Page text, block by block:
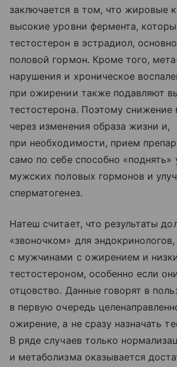
заключается в том, что жировые
высокие уровни фермента,
тестостерон в эстрадиол,
половой гормон. Кроме того,
нарушения и хроническое
при ожирении также подавляют
тестостерона. Поэтому
через изменения образа жизни и,
при необходимости, прием
само по себе способно «поднять»
мужских половых гормонов и
сперматогенез.
Натеш считает, что результаты
«звоночком» для
с мужчинами с ожирением и
тестостероном, особенно если
отцовство. Данные говорят в
в первую очередь
ожирение, а не сразу назначать
В ряде случаев только
и метаболизма оказывается